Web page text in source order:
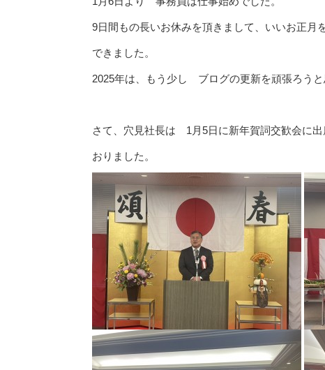
9日間もの長いお休みを頂きまして、いいお正月
できました。
2025年は、もう少し ブログの更新を頑張ろうと
さて、穴見社長は 1月5日に新年賀詞交歓会に出
おりました。